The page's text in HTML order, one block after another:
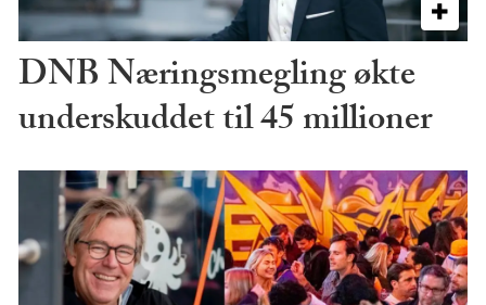
DNB Næringsmegling økte
underskuddet til 45 millioner